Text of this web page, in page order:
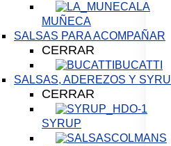
LA
MUÑECA
SALSAS PARA ACOMPAÑAR
CERRAR
BUCATTI
SALSAS, ADEREZOS Y
CERRAR
SYRUP